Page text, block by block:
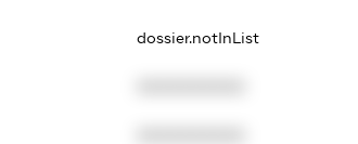
dossier.notInList